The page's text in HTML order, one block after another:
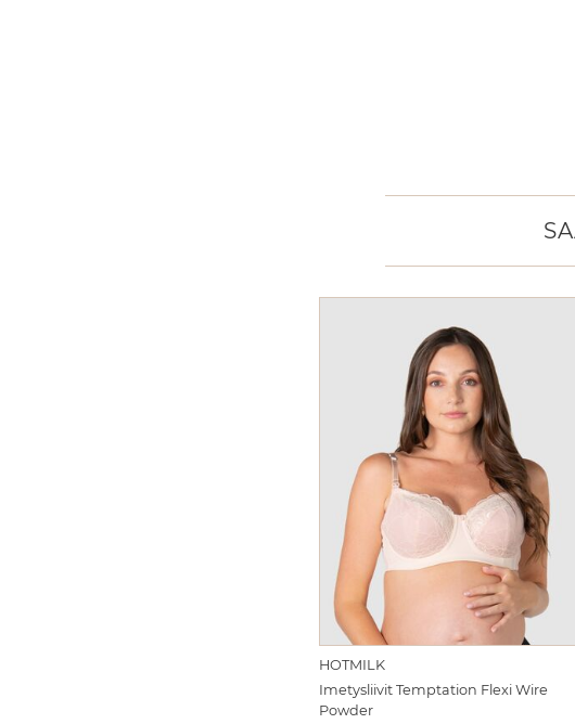
HOTMILK
Imetysliivit Temptation Flexi Wire
Powder